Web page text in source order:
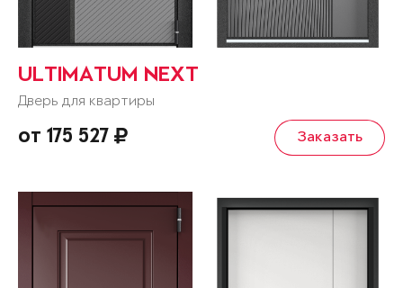
ULTIMATUM NEXT
Дверь для квартиры
от 175 527 Заказать